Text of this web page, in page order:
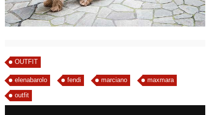
OUTFIT
elenabarolo fendi marciano maxmara
outfit